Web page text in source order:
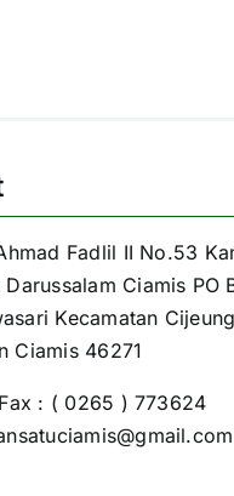
Fadlil II No.53
Darussalam Ciamis PO
Kecamatan
Ciamis 46271
: ( 0265 ) 773624